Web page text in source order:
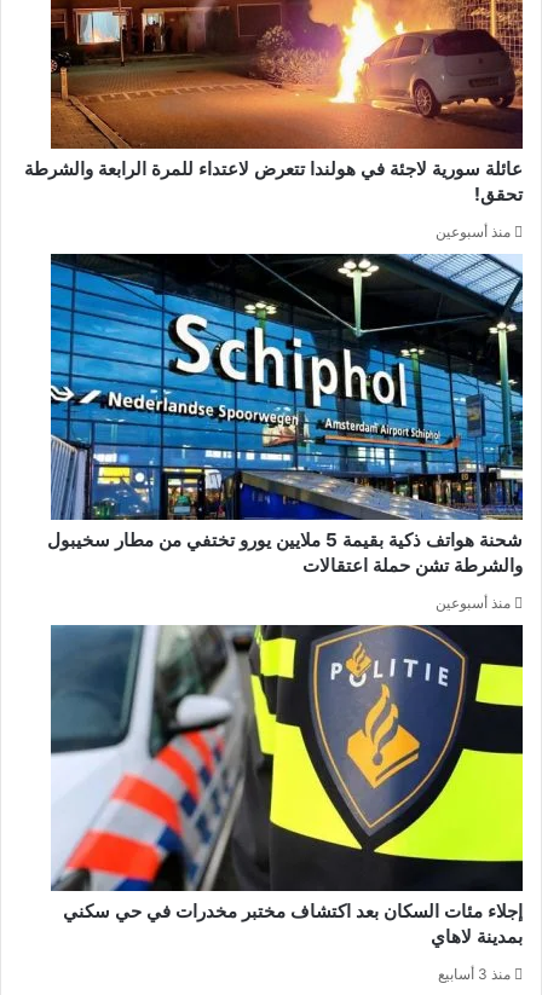
عائلة سورية لاجئة في هولندا تتعرض لاعتداء للمرة الرابعة والشرطة
تحقق!
منذ أسبوعين
شحنة هواتف ذكية بقيمة 5 ملايين يورو تختفي من مطار سخيبول
والشرطة تشن حملة اعتقالات
منذ أسبوعين
إجلاء مئات السكان بعد اكتشاف مختبر مخدرات في حي سكني
بمدينة لاهاي
منذ 3 أسابيع